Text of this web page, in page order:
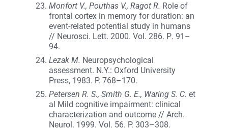
Monfort V., Pouthas V., Ragot R. Role of
frontal cortex in memory for duration: an
event-related potential study in humans
// Neurosci. Lett. 2000. Vol. 286. Р. 91–
94.
Lezak M. Neuropsychological
assessment. N.Y.: Oxford University
Press, 1983. P. 768–170.
Petersen R. S., Smith G. E., Waring S. C. et
al Mild cognitive impairment: clinical
characterization and outcome // Arch.
Neurol. 1999. Vol. 56. P. 303–308.